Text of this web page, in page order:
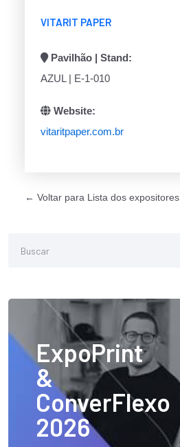
VITARIT PAPER
Pavilhão | Stand:
AZUL | E-1-010
Website:
vitaritpaper.com.br
← Voltar para Lista dos expositores
ExpoPrint
&
ConverFlexo
2026